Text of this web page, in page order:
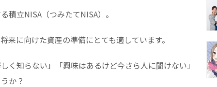
積立NISA（つみたてNISA）。
来に向けた資産の準備にとても適しています。
く知らない」「興味はあるけど今さら人に聞けない」
か？